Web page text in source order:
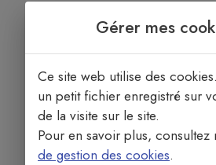
paroisseGérer mes
Ce site web utilise des
un petit fichier enregistré sur
de la visite sur le site.
Pour en savoir plus, consultez
de gestion des cookies.